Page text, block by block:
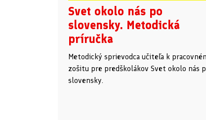
Svet okolo nás po
slovensky. Metodická
príručka
Metodický sprievodca učiteľa k
zošitu pre predškolákov Svet okolo nás
slovensky.